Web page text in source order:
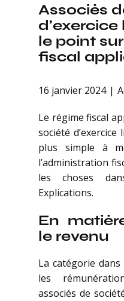
Associés
d’exercice
le point
fiscal
16 janvier 2024
Le régime fiscal
société d’exercice
plus simple à
l’administration
les choses
Explications.
En
le revenu
La catégorie
les
associés de